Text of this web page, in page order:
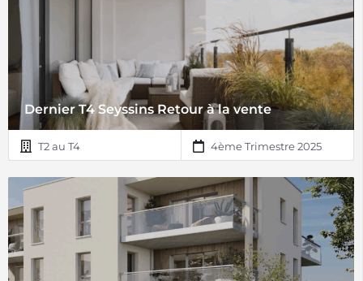
Dernier T4 Seyssins Retour à la vente
T2 au T4 4ème Trimestre 2025